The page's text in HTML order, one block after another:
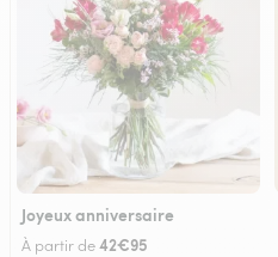
Joyeux anniversaire
À partir de42€95